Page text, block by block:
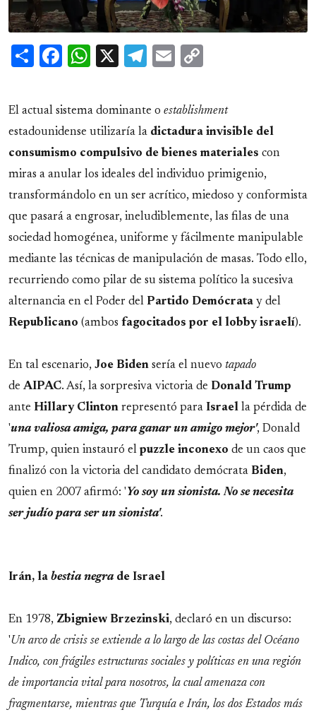
ShareFacebook
WhatsApp
X Telegram
Email
El actual sistema dominante o establishment
estadounidense utilizaría la dictadura invisible del
consumismo compulsivo de bienes materiales con
miras a anular los ideales del individuo primigenio,
transformándolo en un ser acrítico, miedoso y conformista
que pasará a engrosar, ineludiblemente, las filas de una
sociedad homogénea, uniforme y fácilmente manipulable
mediante las técnicas de manipulación de masas. Todo ello,
recurriendo como pilar de su sistema político la sucesiva
alternancia en el Poder del Partido Demócrata y del
Republicano (ambos fagocitados por el lobby israelí).
En tal escenario, Joe Biden sería el nuevo tapado
de AIPAC. Así, la sorpresiva victoria de Donald Trump
ante Hillary Clinton representó para Israel la pérdida de
'una valiosa amiga, para ganar un amigo mejor', Donald
Trump, quien instauró el puzzle inconexo de un caos que
finalizó con la victoria del candidato demócrata Biden,
quien en 2007 afirmó: 'Yo soy un sionista. No se necesita
ser judío para ser un sionista'.
Irán, la bestia negra de Israel
En 1978, Zbigniew Brzezinski, declaró en un discurso:
'Un arco de crisis se extiende a lo largo de las costas del Océano
Indico, con frágiles estructuras sociales y políticas en una región
de importancia vital para nosotros, la cual amenaza con
fragmentarse, mientras que Turquía e Irán, los dos Estados más